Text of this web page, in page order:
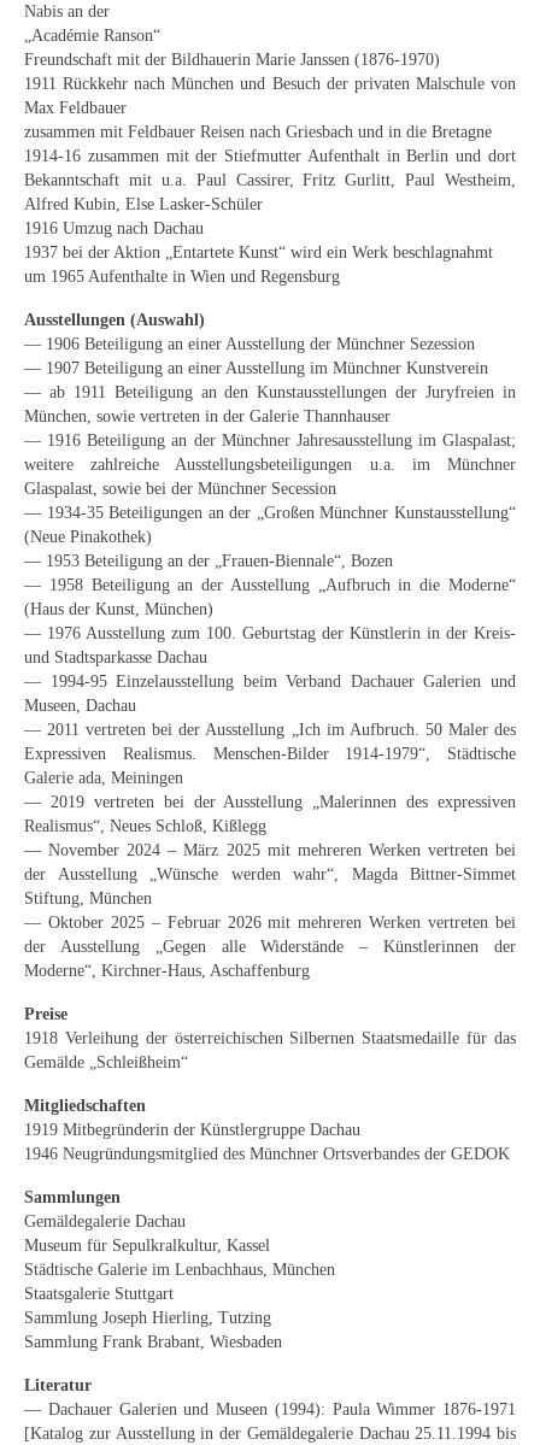
Herkunft & Wirkungsstätte
Berliner Künstler
Düsseldorfer Künstler
Fränkische Künstler
Hamburger Künstler
Münchner Künstler
Pfälzer Künstler
Schwäbische Künstler
Weitere
Expressiver Realismus
Motive
Abstraktion
Industrie & Arbeit
Mediterrane Landschaft
Norddeutsche Landschaften
Süddeutsche Landschaft
Selbstbildnisse
Stillleben
Neues
Tägliche Dosis Kunst
Themenflyer
Themenflyer: Trügerische Idyllen
Themenflyer: Buch und Schrift in der Kunst
Themenflyer: Walter Becker
Themenflyer: Richild Holt
Themenflyer: Ernst Geitlinger
Weitere Themenflyer
Nabis an der
„Académie Ranson“
Freundschaft mit der Bildhauerin Marie Janssen (1876-1970)
1911 Rückkehr nach München und Besuch der privaten Malschule von
Max Feldbauer
zusammen mit Feldbauer Reisen nach Griesbach und in die Bretagne
1914-16 zusammen mit der Stiefmutter Aufenthalt in Berlin und dort
Bekanntschaft mit u.a. Paul Cassirer, Fritz Gurlitt, Paul Westheim,
Alfred Kubin, Else Lasker-Schüler
1916 Umzug nach Dachau
1937 bei der Aktion „Entartete Kunst“ wird ein Werk beschlagnahmt
um 1965 Aufenthalte in Wien und Regensburg
Ausstellungen (Auswahl)
— 1906 Beteiligung an einer Ausstellung der Münchner Sezession
— 1907 Beteiligung an einer Ausstellung im Münchner Kunstverein
— ab 1911 Beteiligung an den Kunstausstellungen der Juryfreien in
München, sowie vertreten in der Galerie Thannhauser
— 1916 Beteiligung an der Münchner Jahresausstellung im Glaspalast;
weitere zahlreiche Ausstellungsbeteiligungen u.a. im Münchner
Glaspalast, sowie bei der Münchner Secession
— 1934-35 Beteiligungen an der „Großen Münchner Kunstausstellung“
(Neue Pinakothek)
— 1953 Beteiligung an der „Frauen-Biennale“, Bozen
— 1958 Beteiligung an der Ausstellung „Aufbruch in die Moderne“
(Haus der Kunst, München)
— 1976 Ausstellung zum 100. Geburtstag der Künstlerin in der Kreis-
und Stadtsparkasse Dachau
— 1994-95 Einzelausstellung beim Verband Dachauer Galerien und
Museen, Dachau
— 2011 vertreten bei der Ausstellung „Ich im Aufbruch. 50 Maler des
Expressiven Realismus. Menschen-Bilder 1914-1979“, Städtische
Galerie ada, Meiningen
— 2019 vertreten bei der Ausstellung „Malerinnen des expressiven
Realismus“, Neues Schloß, Kißlegg
— November 2024 – März 2025 mit mehreren Werken vertreten bei
der Ausstellung „Wünsche werden wahr“, Magda Bittner-Simmet
Stiftung, München
— Oktober 2025 – Februar 2026 mit mehreren Werken vertreten bei
der Ausstellung „Gegen alle Widerstände – Künstlerinnen der
Moderne“, Kirchner-Haus, Aschaffenburg
Preise
1918 Verleihung der österreichischen Silbernen Staatsmedaille für das
Gemälde „Schleißheim“
Mitgliedschaften
1919 Mitbegründerin der Künstlergruppe Dachau
1946 Neugründungsmitglied des Münchner Ortsverbandes der GEDOK
Sammlungen
Gemäldegalerie Dachau
Museum für Sepulkralkultur, Kassel
Städtische Galerie im Lenbachhaus, München
Staatsgalerie Stuttgart
Sammlung Joseph Hierling, Tutzing
Sammlung Frank Brabant, Wiesbaden
Literatur
— Dachauer Galerien und Museen (1994): Paula Wimmer 1876-1971
[Katalog zur Ausstellung in der Gemäldegalerie Dachau 25.11.1994 bis